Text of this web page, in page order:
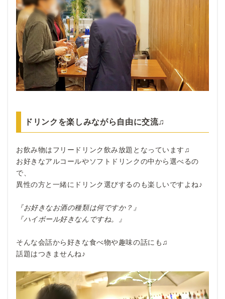
ドリンクを楽しみながら自由に交流♫
お飲み物はフリードリンク飲み放題となっています♫
お好きなアルコールやソフトドリンクの中から選べるの
で、
異性の方と一緒にドリンク選びするのも楽しいですよね♪
『お好きなお酒の種類は何ですか？』
『ハイボール好きなんですね。』
そんな会話から好きな食べ物や趣味の話にも♫
話題はつきませんね♪